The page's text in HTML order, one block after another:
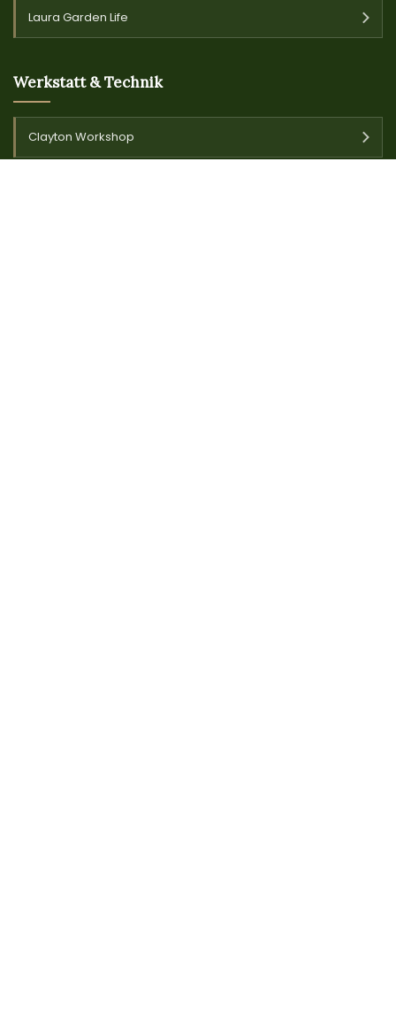
Laura Garden Life
Werkstatt & Technik
Clayton Workshop